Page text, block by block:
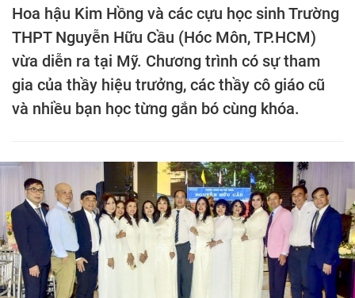
Hoa hậu Kim Hồng và các cựu học sinh Trường
THPT Nguyễn Hữu Cầu (Hóc Môn, TP.HCM)
vừa diễn ra tại Mỹ. Chương trình có sự tham
gia của thầy hiệu trưởng, các thầy cô giáo cũ
và nhiều bạn học từng gắn bó cùng khóa.